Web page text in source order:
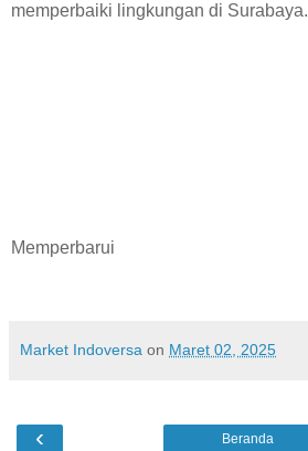
memperbaiki lingkungan di Surabaya.
Memperbarui
Market Indoversa on Maret 02, 2025
‹ Beranda